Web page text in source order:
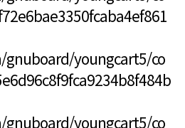
youngcart5/co
youngcart5/co